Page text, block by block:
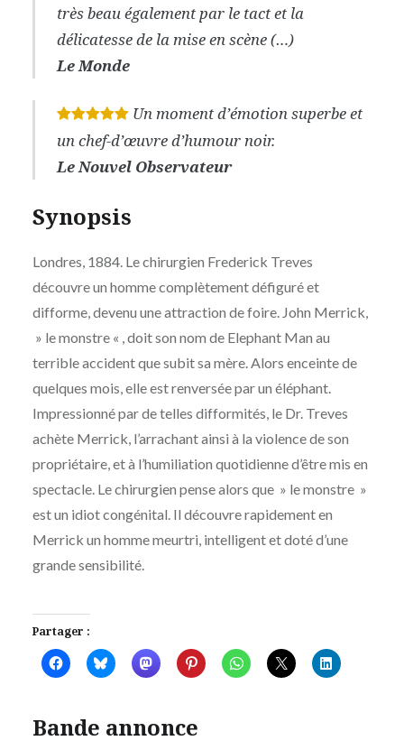
très beau également par le tact et la
délicatesse de la mise en scène (…)
Le Monde
* * * * *Un moment d’émotion superbe et
un chef-d’œuvre d’humour noir.
Le Nouvel Observateur
Synopsis
Londres, 1884. Le chirurgien Frederick Treves
découvre un homme complètement défiguré et
difforme, devenu une attraction de foire. John Merrick,
» le monstre « , doit son nom de Elephant Man au
terrible accident que subit sa mère. Alors enceinte de
quelques mois, elle est renversée par un éléphant.
Impressionné par de telles difformités, le Dr. Treves
achète Merrick, l’arrachant ainsi à la violence de son
propriétaire, et à l’humiliation quotidienne d’être mis en
spectacle. Le chirurgien pense alors que » le monstre »
est un idiot congénital. Il découvre rapidement en
Merrick un homme meurtri, intelligent et doté d’une
grande sensibilité.
Partager :
Bande annonce